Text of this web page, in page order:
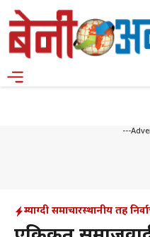
Skip
to
content
---
म्याग्दी समाचारस्थानीय तह